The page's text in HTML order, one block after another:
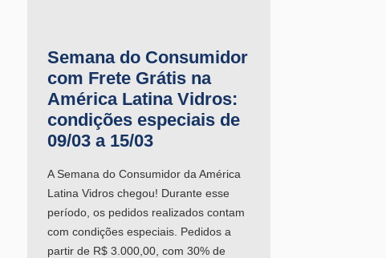
Semana do Consumidor
com Frete Grátis na
América Latina Vidros:
condições especiais de
09/03 a 15/03
A Semana do Consumidor da América
Latina Vidros chegou! Durante esse
período, os pedidos realizados contam
com condições especiais. Pedidos a
partir de R$ 3.000,00, com 30% de